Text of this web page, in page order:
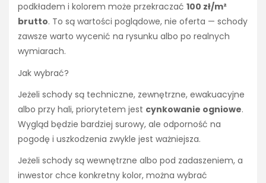
podkładem i kolorem może przekraczać 100 zł/m²
brutto. To są wartości poglądowe, nie oferta — schody
zawsze warto wycenić na rysunku albo po realnych
wymiarach.
Jak wybrać?
Jeżeli schody są techniczne, zewnętrzne, ewakuacyjne
albo przy hali, priorytetem jest cynkowanie ogniowe.
Wygląd będzie bardziej surowy, ale odporność na
pogodę i uszkodzenia zwykle jest ważniejsza.
Jeżeli schody są wewnętrzne albo pod zadaszeniem, a
inwestor chce konkretny kolor, można wybrać